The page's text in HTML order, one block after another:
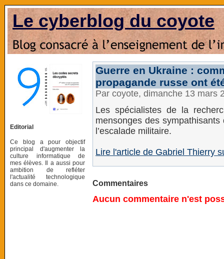
Le cyberblog du coyote
Editorial
Ce blog a pour objectif
principal d'augmenter la
culture informatique de
mes élèves. Il a aussi pour
ambition de refléter
l'actualité technologique
dans ce domaine.
Guerre en Ukraine :
propagande russe ont
Par coyote, dimanche 13 mars
Les spécialistes de la
mensonges des
l’escalade militaire.
Lire l'article de Gabriel Thierry
Commentaires
Aucun commentaire n'est